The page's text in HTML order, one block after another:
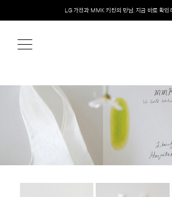
LG 가전과 MMK 키친의 만남. 지금 바로 확인